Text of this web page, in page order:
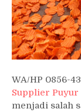
WA/HP 0856-
Supplier
menjadi salah